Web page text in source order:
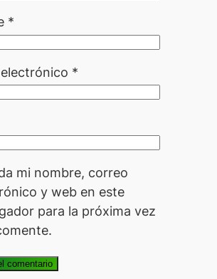
*
*
mi nombre, correo
y web en este
para la próxima vez